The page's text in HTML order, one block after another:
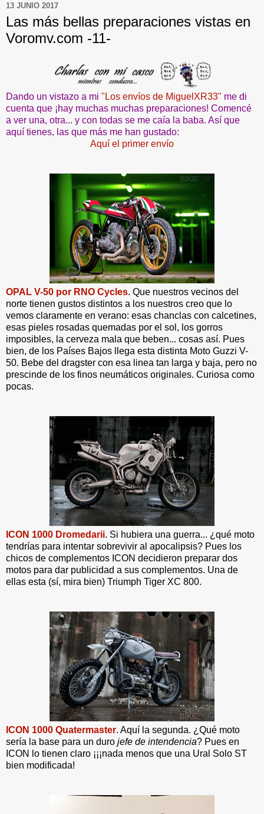
13 JUNIO 2017
Las más bellas preparaciones vistas en
Voromv.com -11-
Dando un vistazo a mi "Los envíos de MiguelXR33" me di
cuenta que ¡hay muchas muchas preparaciones! Comencé
a ver una, otra... y con todas se me caía la baba. Así que
aquí tienes, las que más me han gustado:
Aquí el primer envío
OPAL V-50 por RNO Cycles. Que nuestros vecinos del
norte tienen gustos distintos a los nuestros creo que lo
vemos claramente en verano: esas chanclas con calcetines,
esas pieles rosadas quemadas por el sol, los gorros
imposibles, la cerveza mala que beben... cosas así. Pues
bien, de los Países Bajos llega esta distinta Moto Guzzi V-
50. Bebe del dragster con esa linea tan larga y baja, pero no
prescinde de los finos neumáticos originales. Curiosa como
pocas.
ICON 1000 Dromedarii. Si hubiera una guerra... ¿qué moto
tendrías para intentar sobrevivir al apocalipsis? Pues los
chicos de complementos ICON decidieron preparar dos
motos para dar publicidad a sus complementos. Una de
ellas esta (sí, mira bien) Triumph Tiger XC 800.
ICON 1000 Quatermaster. Aquí la segunda. ¿Qué moto
sería la base para un duro jefe de intendencia? Pues en
ICON lo tienen claro ¡¡¡nada menos que una Ural Solo ST
bien modificada!